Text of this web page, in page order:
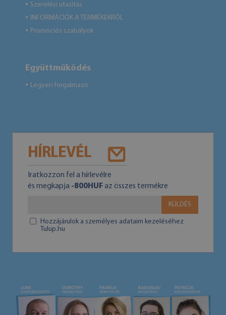
● Szerelési utasítás
● INFORMÁCIÓK A TERMÉKEKRŐL
● Promóciós szabályok
Együttműködés
● Legyen forgalmazó
HÍRLEVÉL
Iratkozzon fel a hírlevélre
és megkapja -800HUFaz összes termékre
KÜLDÉS
Hozzájárulok a személyes adataim kezeléséhez
Tulup.hu